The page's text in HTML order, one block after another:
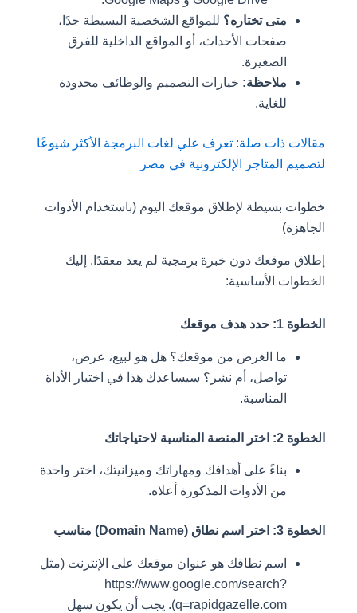
متى تختاره؟ للمواقع الشخصية البسيطة جدًا،
صفحات الأحداث، أو المواقع الداخلية للفرق
الصغيرة.
ملاحظة:خيارات التصميم والوظائف محدودة
للغاية.
مقالات ذات صلة: تعرف علي لغات البرمجة الأكثر شيوعًا
لتصميم المتاجر الإلكترونية في مصر
خطوات بسيطة لإطلاق موقعك اليوم (باستخدام الأدوات
الجاهزة)
إطلاق موقعك دون خبرة برمجية لم يعد معقدًا. إليك
الخطوات الأساسية:
الخطوة 1: حدد هدف موقعك
ما الغرض من موقعك؟ هل هو لبيع، عرض،
تواصل، أم نشر؟ سيساعدك هذا في اختيار الأداة
المناسبة.
الخطوة 2: اختر المنصة المناسبة لاحتياجاتك
بناءً على أهدافك ومهاراتك وميزانيتك، اختر واحدة
من الأدوات المذكورة أعلاه.
الخطوة 3: اختر اسم نطاق (Domain Name) مناسب
اسم نطاقك هو عنوان موقعك على الإنترنت (مثل
https://www.google.com/search?
q=rapidgazelle.com). يجب أن يكون سهل